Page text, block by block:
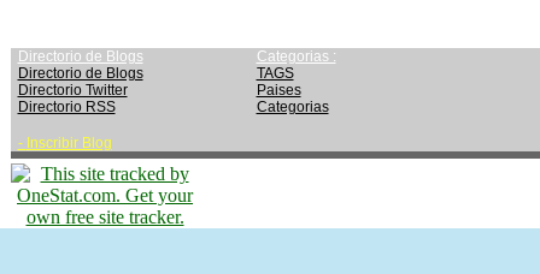
Directorio de Blogs
Directorio de Blogs
Directorio Twitter
Directorio RSS
- Inscribir Blog
Categorias :
TAGS
Paises
Categorias